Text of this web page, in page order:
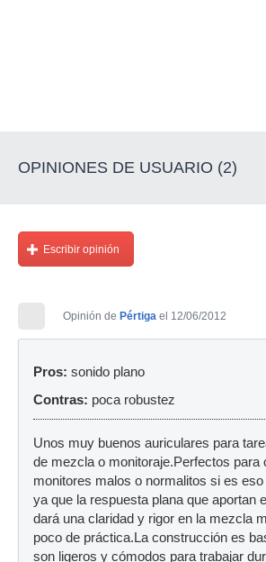
OPINIONES DE USUARIO (2)
Escribir opinión
Opinión de Pértiga el 12/06/2012
Pros: sonido plano
Contras: poca robustez
Unos muy buenos auriculares para
de mezcla o monitoraje.Perfectos para
monitores malos o normalitos si es
ya que la respuesta plana que aportan
dará una claridad y rigor en la mezcla
poco de práctica.La construcción es
son ligeros y cómodos para trabajar